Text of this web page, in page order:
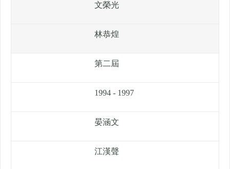
文榮光
林恭煌
第二屆
1994 - 1997
晏涵文
江漢聲